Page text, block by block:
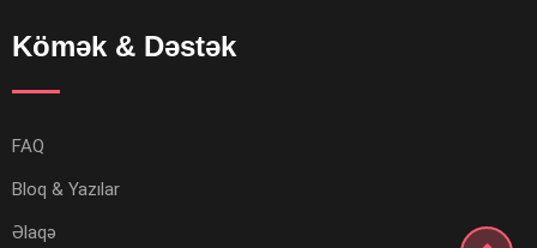
Kömək & Dəstək
FAQ
Bloq & Yazılar
Əlaqə